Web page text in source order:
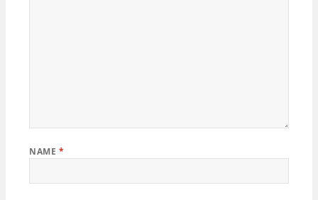
NAME *